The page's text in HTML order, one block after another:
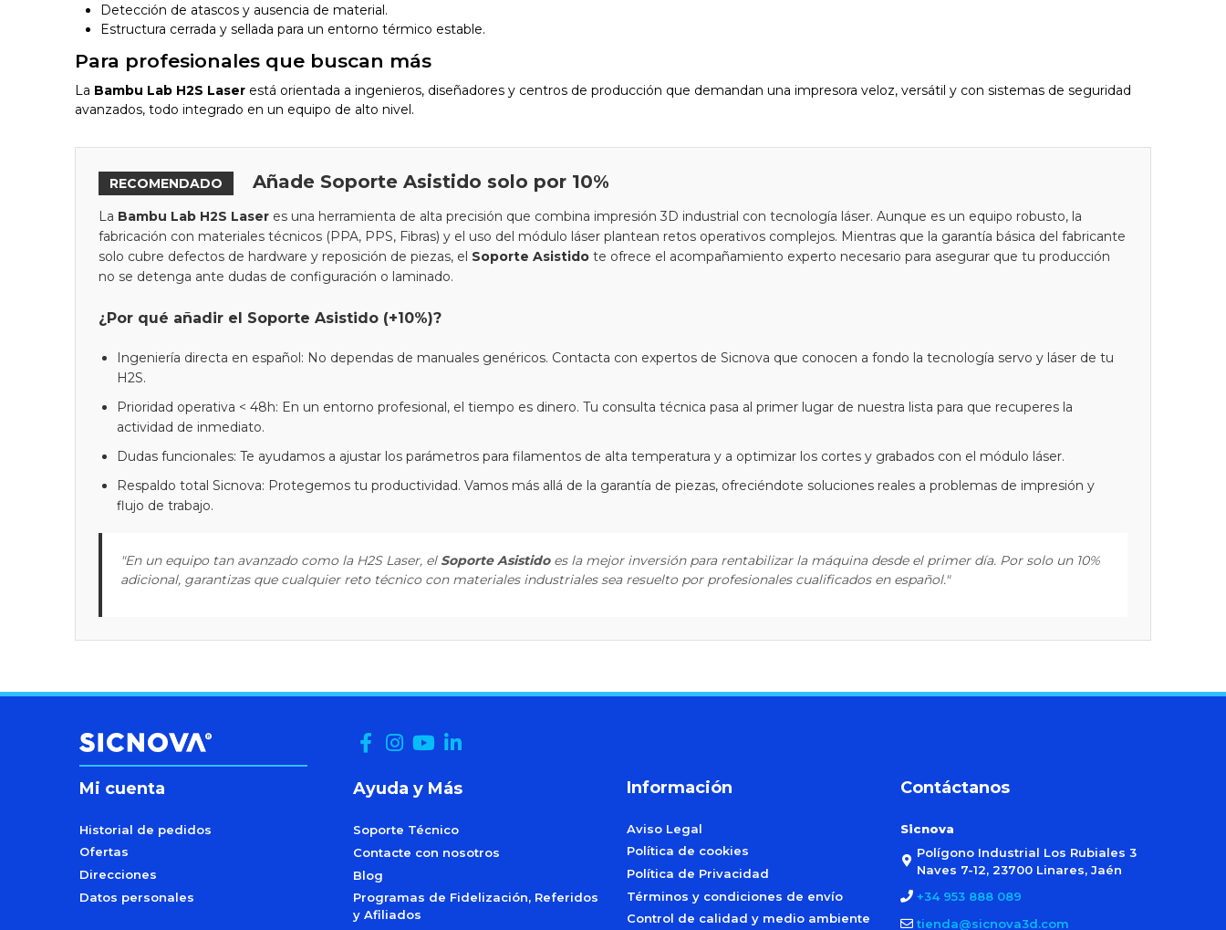
Detección de atascos y ausencia de material.
Estructura cerrada y sellada para un entorno térmico estable.
Para profesionales que buscan más
La Bambu Lab H2S Laser está orientada a ingenieros, diseñadores y centros de producción que demandan una impresora veloz, versátil y con sistemas de seguridad
avanzados, todo integrado en un equipo de alto nivel.
RECOMENDADO Añade Soporte Asistido solo por 10%
La Bambu Lab H2S Laser es una herramienta de alta precisión que combina impresión 3D industrial con tecnología láser. Aunque es un equipo robusto, la
fabricación con materiales técnicos (PPA, PPS, Fibras) y el uso del módulo láser plantean retos operativos complejos. Mientras que la garantía básica del fabricante
solo cubre defectos de hardware y reposición de piezas, el Soporte Asistido te ofrece el acompañamiento experto necesario para asegurar que tu producción
no se detenga ante dudas de configuración o laminado.
¿Por qué añadir el Soporte Asistido (+10%)?
Ingeniería directa en español: No dependas de manuales genéricos. Contacta con expertos de Sicnova que conocen a fondo la tecnología servo y láser de tu
H2S.
Prioridad operativa < 48h: En un entorno profesional, el tiempo es dinero. Tu consulta técnica pasa al primer lugar de nuestra lista para que recuperes la
actividad de inmediato.
Dudas funcionales: Te ayudamos a ajustar los parámetros para filamentos de alta temperatura y a optimizar los cortes y grabados con el módulo láser.
Respaldo total Sicnova: Protegemos tu productividad. Vamos más allá de la garantía de piezas, ofreciéndote soluciones reales a problemas de impresión y
flujo de trabajo.
"En un equipo tan avanzado como la H2S Laser, el Soporte Asistidoes la mejor inversión para rentabilizar la máquina desde el primer día. Por solo un 10%
adicional, garantizas que cualquier reto técnico con materiales industriales sea resuelto por profesionales cualificados en español."
Mi cuenta
Historial de pedidos
Ofertas
Direcciones
Datos personales
Ayuda y Más
Soporte Técnico
Contacte con nosotros
Blog
Programas de Fidelización, Referidos
y Afiliados
Información
Aviso Legal
Política de cookies
Política de Privacidad
Términos y condiciones de envío
Control de calidad y medio ambiente
Contáctanos
Sicnova
Polígono Industrial Los Rubiales 3
Naves 7-12, 23700 Linares, Jaén
+34 953 888 089
tienda@sicnova3d.com